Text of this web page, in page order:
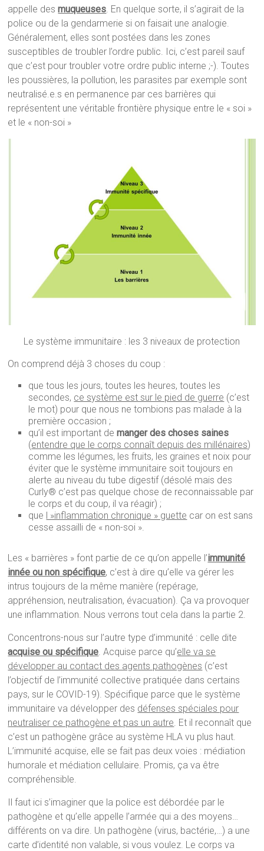
appelle desmuqueuses. En quelque sorte, il s’agirait de la
police ou de la gendarmerie si on faisait une analogie.
Généralement, elles sont postées dans les zones
susceptibles de troubler l’ordre public. Ici, c’est pareil sauf
que c’est pour troubler votre ordre public interne ;-). Toutes
les poussières, la pollution, les parasites par exemple sont
neutralisé.e.s en permanence par ces barrières qui
représentent une véritable frontière physique entre le « soi »
et le « non-soi »
Le système immunitaire : les 3 niveaux de protection
On comprend déjà 3 choses du coup :
que tous les jours, toutes les heures, toutes les
secondes, ce système est sur le pied de guerre (c’est
le mot) pour que nous ne tombions pas malade à la
première occasion ;
qu’il est important demanger des choses saines
(entendre que le corps connaît depuis des millénaires)
comme les légumes, les fruits, les graines et noix pour
éviter que le système immunitaire soit toujours en
alerte au niveau du tube digestif (désolé mais des
Curly® c’est pas quelque chose de reconnaissable par
le corps et du coup, il va réagir) ;
que l »inflammation chronique » guette car on est sans
cesse assailli de « non-soi ».
Les « barrières » font partie de ce qu’on appelle l’immunité
innée ou non spécifique, c’est à dire qu’elle va gérer les
intrus toujours de la même manière (repérage,
appréhension, neutralisation, évacuation). Ça va provoquer
une inflammation. Nous verrons tout cela dans la partie 2.
Concentrons-nous sur l’autre type d’immunité : celle dite
acquise ou spécifique. Acquise parce qu’elle va se
développer au contact des agents pathogènes (c’est
l’objectif de l’immunité collective pratiquée dans certains
pays, sur le COVID-19). Spécifique parce que le système
immunitaire va développer des défenses spéciales pour
neutraliser ce pathogène et pas un autre. Et il reconnaît que
c’est un pathogène grâce au système HLA vu plus haut.
L’immunité acquise, elle se fait pas deux voies : médiation
humorale et médiation cellulaire. Promis, ça va être
compréhensible.
Il faut ici s’imaginer que la police est débordée par le
pathogène et qu’elle appelle l’armée qui a des moyens…
différents on va dire. Un pathogène (virus, bactérie,…) a une
carte d’identité non valable, si vous voulez. Le corps va